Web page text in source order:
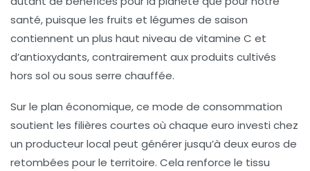
santé, puisque les fruits et légumes de saison
contiennent un plus haut niveau de vitamine C et
d’antioxydants, contrairement aux produits cultivés
hors sol ou sous serre chauffée.
Sur le plan économique, ce mode de consommation
soutient les filières courtes où chaque euro investi chez
un producteur local peut générer jusqu’à deux euros de
retombées pour le territoire. Cela renforce le tissu